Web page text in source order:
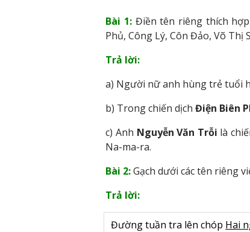
Bài 1:Điền tên riêng thích
Phủ, Công Lý, Côn Đảo, Võ Thị
Trả lời:
a) Người nữ anh hùng trẻ tuổi
b) Trong chiến dịchĐiện Biên
c) Anh Nguyễn Văn Trỗi là
Na-ma-ra.
Bài 2:Gạch dưới các tên riêng
Trả lời:
Đường tuần tra lên chóp Hai